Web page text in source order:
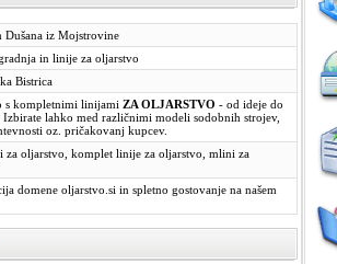
Dušana iz Mojstrovine
in linije za oljarstvo
Bistrica
s kompletnimi linijami ZA OLJARSTVO - od ideje do
Izbirate lahko med različnimi modeli sodobnih strojev,
oz. pričakovanj kupcev.
za oljarstvo, komplet linije za oljarstvo, mlini za
domene oljarstvo.si in spletno gostovanje na našem